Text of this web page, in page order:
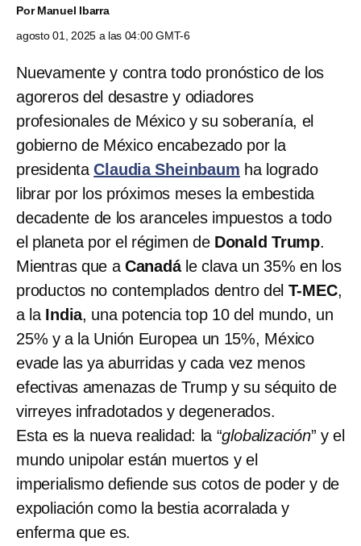
PorManuel Ibarra
agosto 01, 2025 a las 04:00 GMT-6
Nuevamente y contra todo pronóstico de los
agoreros del desastre y odiadores
profesionales de México y su soberanía, el
gobierno de México encabezado por la
presidenta Claudia Sheinbaum ha logrado
librar por los próximos meses la embestida
decadente de los aranceles impuestos a todo
el planeta por el régimen de Donald Trump.
Mientras que a Canadá le clava un 35% en los
productos no contemplados dentro del T-MEC,
a la India, una potencia top 10 del mundo, un
25% y a la Unión Europea un 15%, México
evade las ya aburridas y cada vez menos
efectivas amenazas de Trump y su séquito de
virreyes infradotados y degenerados.
Esta es la nueva realidad: la “globalización” y el
mundo unipolar están muertos y el
imperialismo defiende sus cotos de poder y de
expoliación como la bestia acorralada y
enferma que es.